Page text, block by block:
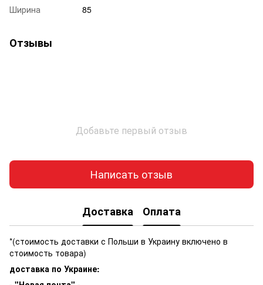
Ширина 85
Отзывы
Добавьте первый отзыв
Написать отзыв
Доставка Оплата
*(стоимость доставки с Польши в Украину включено в
стоимость товара)
доставка по Украине: